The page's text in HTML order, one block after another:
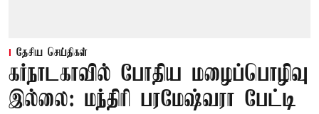
தேசிய செய்திகள்
கர்நாடகாவில் போதிய மழைப்பொழிவு
இல்லை: மந்திரி பரமேஷ்வரா பேட்டி